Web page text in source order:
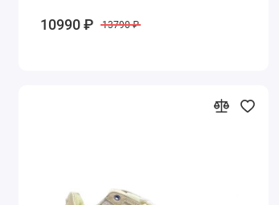
10990 ₽ 13790 ₽